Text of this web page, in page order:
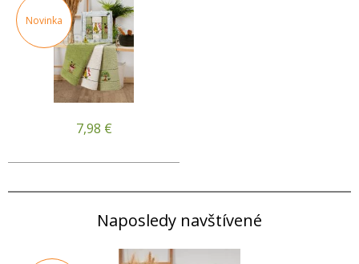
Novinka
7,98 €
Naposledy navštívené